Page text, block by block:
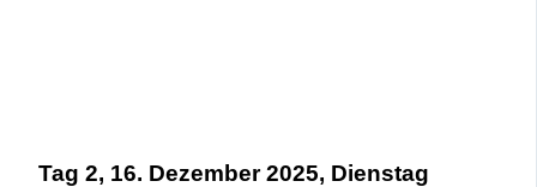
Tag 2, 16. Dezember 2025, Dienstag